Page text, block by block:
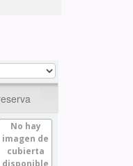
No hay
imagen de
cubierta
disponible